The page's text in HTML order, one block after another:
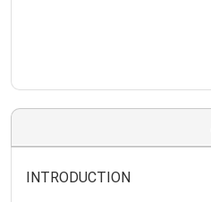
INTRODUCTION